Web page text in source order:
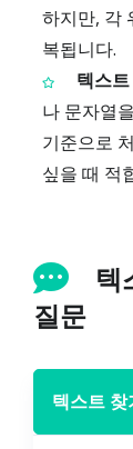
하지만, 각
복됩니다.
텍스
나 문자열
기준으로
싶을 때 적
텍
질문
텍스트 찾